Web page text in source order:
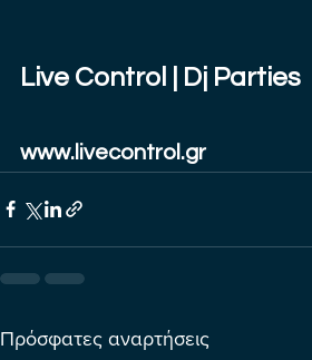
Live Control | Dj Parties
www.livecontrol.gr
Πρόσφατες αναρτήσεις